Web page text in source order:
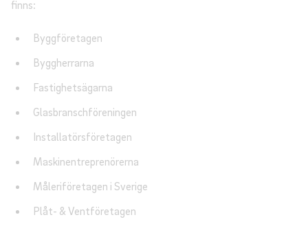
finns:
Byggföretagen
Byggherrarna
Fastighetsägarna
Glasbranschföreningen
Installatörsföretagen
Maskinentreprenörerna
Måleriföretagen i Sverige
Plåt- & Ventföretagen